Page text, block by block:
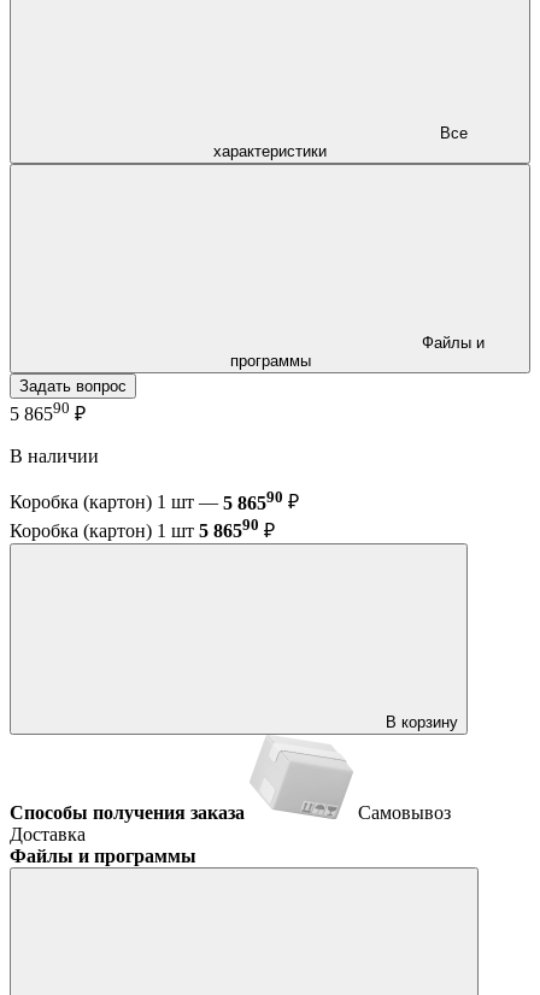
характеристики
программы
Задать вопрос
5 86590 ₽
В наличии
Коробка (картон) 1 шт — 5 86590 ₽
Коробка (картон) 1 шт 5 86590 ₽
В корзину
Способы получения заказа
Самовывоз
Доставка
Файлы и программы